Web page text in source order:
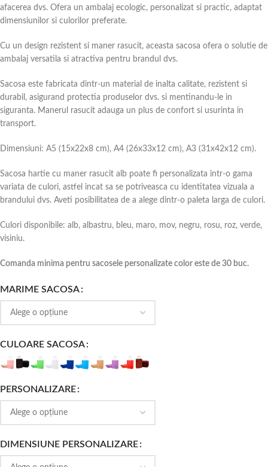
afacerea dvs. Ofera un ambalaj ecologic, personalizat si practic, adaptat
dimensiunilor si culorilor preferate.
Cu un design rezistent si maner rasucit, aceasta sacosa ofera o solutie de
ambalaj versatila si atractiva pentru brandul dvs.
Sacosa este fabricata dintr-un material de inalta calitate, rezistent si
durabil, asigurand protectia produselor dvs. si mentinandu-le in
siguranta. Manerul rasucit adauga un plus de confort si usurinta in
transport.
Dimensiuni: A5 (15x22x8 cm), A4 (26x33x12 cm), A3 (31x42x12 cm).
Sacosa hartie cu maner rasucit alb poate fi personalizata intr-o gama
variata de culori, astfel incat sa se potriveasca cu identitatea vizuala a
brandului dvs. Aveti posibilitatea de a alege dintr-o paleta larga de culori.
Culori disponibile: alb, albastru, bleu, maro, mov, negru, rosu, roz, verde,
visiniu.
Comanda minima pentru sacosele personalizate color este de 30 buc.
MARIME SACOSA
CULOARE SACOSA
PERSONALIZARE
DIMENSIUNE PERSONALIZARE